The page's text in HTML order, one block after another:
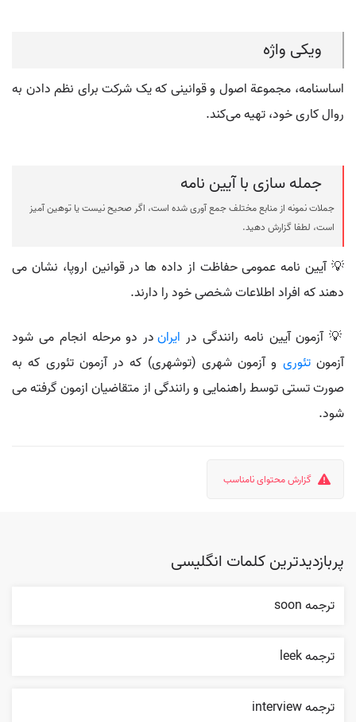
ویکی واژه
اساسنامه، مجموعة اصول و قوانینی که یک شرکت برای نظم دادن به
روال کاری خود، تهیه می‌کند.
جمله سازی با آیین نامه
جملات نمونه از منابع مختلف جمع آوری شده است، اگر صحیح نیست یا توهین آمیز
است، لطفا گزارش دهید.
💡 آیین نامه عمومی حفاظت از داده ها در قوانین اروپا، نشان می
دهند که افراد اطلاعات شخصی خود را دارند.
💡 آزمون آیین نامه رانندگی در ایراندر دو مرحله انجام می شود
آزمونتئوری و آزمون شهری (توشهری) که در آزمون تئوری که به
صورت تستی توسط راهنمایی و رانندگی از متقاضیان ازمون گرفته می
شود.
گزارش محتوای نامناسب
پربازدیدترین کلمات انگلیسی
ترجمه soon
ترجمه leek
ترجمه interview